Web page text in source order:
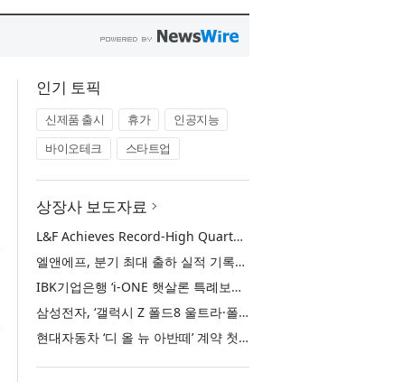
인기 토픽
신제품 출시 휴가
인공지능
바이오테크
스타트업
상장사 보도자료
L&F Achieves Record-High Quarterly Shipments, Begins LFP Supply for North American ESS in Q3 Advancing its Two-Track NCM and LFP Growth Strategy
엘앤에프, 분기 최대 출하 실적 기록… 3분기 북미 ESS향 LFP 공급 착수 NCM+LFP ‘2-Track’ 성장 전략 실현
IBK기업은행 ‘i-ONE 햇살론 특례보증’ 출시
삼성전자, ‘갤럭시 Z 폴드8 울트라·폴드8·플립8’과 ‘갤럭시 워치 울트라2·워치9’ 국내 공식 출시
현대자동차 ‘디 올 뉴 아반떼’ 계약 첫날 1만 대 돌파